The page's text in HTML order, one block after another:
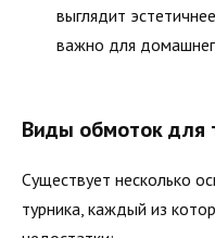
выглядит
важно для
Виды обмоток для
Существует несколько
турника, каждый из